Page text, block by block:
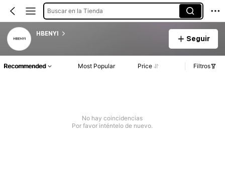
Buscar en la Tienda
HBENYI
Seguir
Recommended Most Popular Price Filtros
No hay coincidencias
Por favor inténtelo de nuevo.